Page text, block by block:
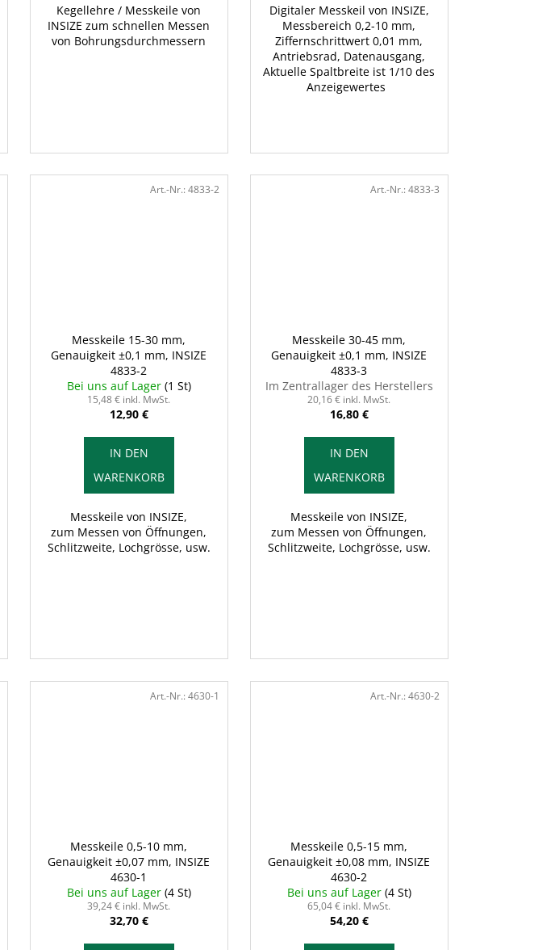
Kegellehre / Messkeile von
INSIZE zum schnellen Messen
von Bohrungsdurchmessern
Digitaler Messkeil von INSIZE,
Messbereich 0,2-10 mm,
Ziffernschrittwert 0,01 mm,
Antriebsrad, Datenausgang,
Aktuelle Spaltbreite ist 1/10 des
Anzeigewertes
Messkeile 15-30 mm,
Genauigkeit ±0,1 mm, INSIZE
4833-2
Bei uns auf Lager (1 St)
15,48 € inkl. MwSt.
12,90 €
IN DEN
WARENKORB
Messkeile von INSIZE,
zum Messen von Öffnungen,
Schlitzweite, Lochgrösse, usw.
Art.-Nr.: 4833-2
Messkeile 30-45 mm,
Genauigkeit ±0,1 mm, INSIZE
4833-3
Im Zentrallager des Herstellers
20,16 € inkl. MwSt.
16,80 €
IN DEN
WARENKORB
Messkeile von INSIZE,
zum Messen von Öffnungen,
Schlitzweite, Lochgrösse, usw.
Art.-Nr.: 4833-3
Messkeile 0,5-10 mm,
Genauigkeit ±0,07 mm, INSIZE
4630-1
Bei uns auf Lager (4 St)
39,24 € inkl. MwSt.
32,70 €
Art.-Nr.: 4630-1
Messkeile 0,5-15 mm,
Genauigkeit ±0,08 mm, INSIZE
4630-2
Bei uns auf Lager (4 St)
65,04 € inkl. MwSt.
54,20 €
Art.-Nr.: 4630-2